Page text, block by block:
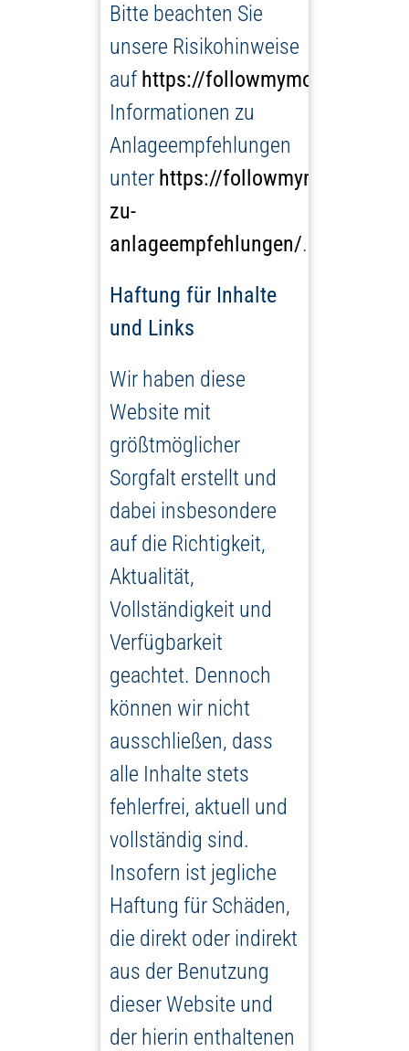
Bitte beachten Sie
unsere Risikohinweise
auf https://followmymoney.de/
Informationen zu
Anlageempfehlungen
unter https://followmymoney.de/
zu-
anlageempfehlungen/.
Haftung für Inhalte
und Links
Wir haben diese
Website mit
größtmöglicher
Sorgfalt erstellt und
dabei insbesondere
auf die Richtigkeit,
Aktualität,
Vollständigkeit und
Verfügbarkeit
geachtet. Dennoch
können wir nicht
ausschließen, dass
alle Inhalte stets
fehlerfrei, aktuell und
vollständig sind.
Insofern ist jegliche
Haftung für Schäden,
die direkt oder indirekt
aus der Benutzung
dieser Website und
der hierin enthaltenen